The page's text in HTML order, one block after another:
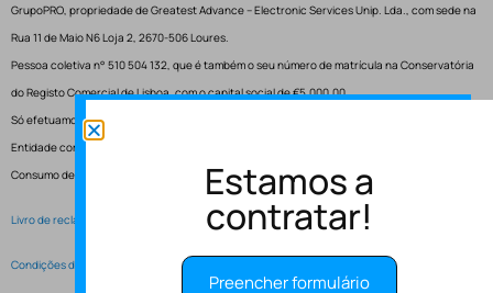
GrupoPRO, propriedade de Greatest Advance – Electronic Services Unip. Lda., com sede na
Rua 11 de Maio N6 Loja 2, 2670-506 Loures.
Pessoa coletiva n° 510 504 132, que é também o seu número de matrícula na Conservatória
do Registo Comercial de Lisboa, com o capital social de €5.000,00.
Só efetuamos entregas em Portugal.
Entidade competente para resolução de conflitos – Centro de Arbitragem de Conflitos de
Consumo de Lisboa.
Livro de reclamações electrónico
Condições de Serviço
Estamos a
contratar!
Preencher formulário